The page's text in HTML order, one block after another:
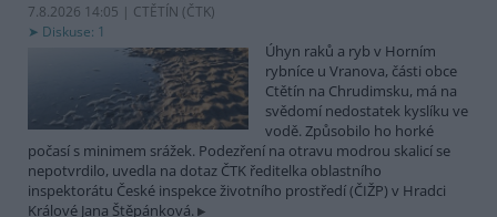
7.8.2026 14:05 | CTĚTÍN (ČTK)
Diskuse: 1
Úhyn raků a ryb v Horním
rybníce u Vranova, části obce
Ctětín na Chrudimsku, má na
svědomí nedostatek kyslíku ve
vodě. Způsobilo ho horké
počasí s minimem srážek. Podezření na otravu modrou skalicí se
nepotvrdilo, uvedla na dotaz ČTK ředitelka oblastního
inspektorátu České inspekce životního prostředí (ČIŽP) v Hradci
Králové Jana Štěpánková.